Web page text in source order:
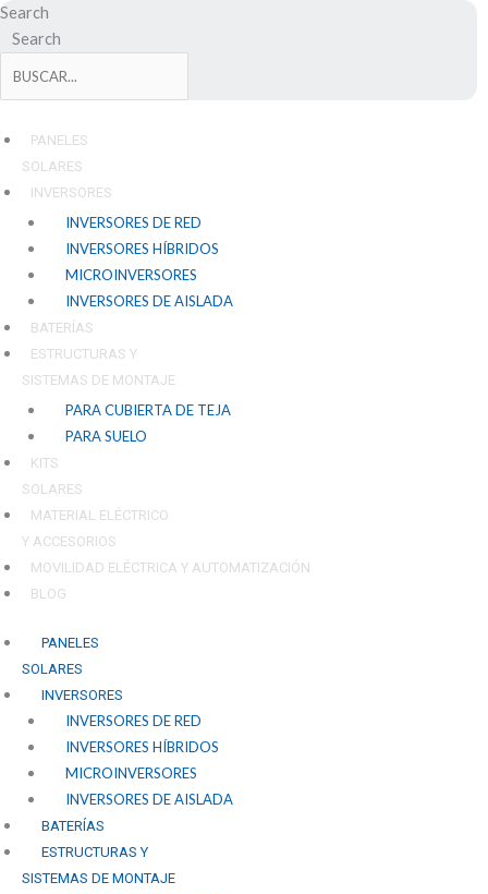
Ir
Search
Search
PANELES
SOLARES
INVERSORES
INVERSORES DE RED
INVERSORES HÍBRIDOS
MICROINVERSORES
INVERSORES DE AISLADA
BATERÍAS
ESTRUCTURAS Y
SISTEMAS DE MONTAJE
PARA CUBIERTA DE TEJA
PARA SUELO
KITS
SOLARES
MATERIAL ELÉCTRICO
Y ACCESORIOS
MOVILIDAD ELÉCTRICA Y AUTOMATIZACIÓN
BLOG
PANELES
SOLARES
INVERSORES
INVERSORES DE RED
INVERSORES HÍBRIDOS
MICROINVERSORES
INVERSORES DE AISLADA
BATERÍAS
ESTRUCTURAS Y
SISTEMAS DE MONTAJE